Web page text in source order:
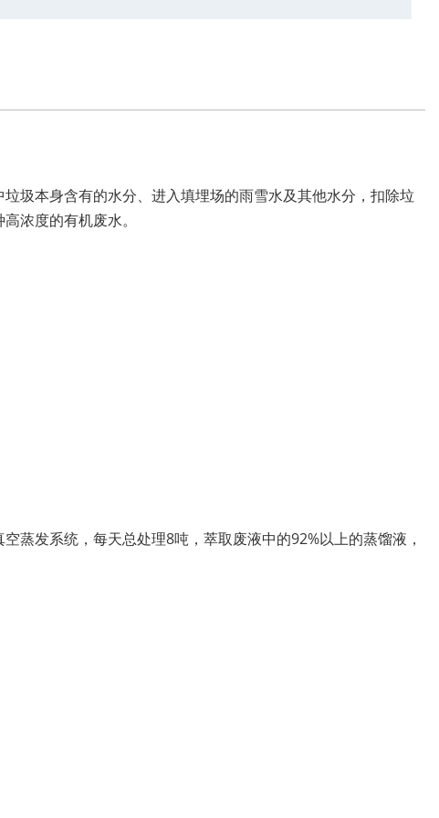
圾本身含有的水分、进入填埋场的雨雪水及其他水分，扣除垃
浓度的有机废水。
蒸发系统，每天总处理8吨，萃取废液中的92%以上的蒸馏液，